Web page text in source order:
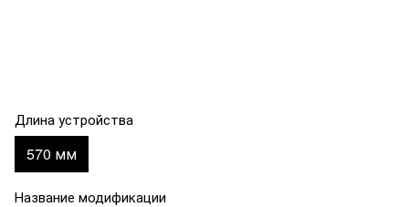
Длина устройства
570 мм
Название модификации